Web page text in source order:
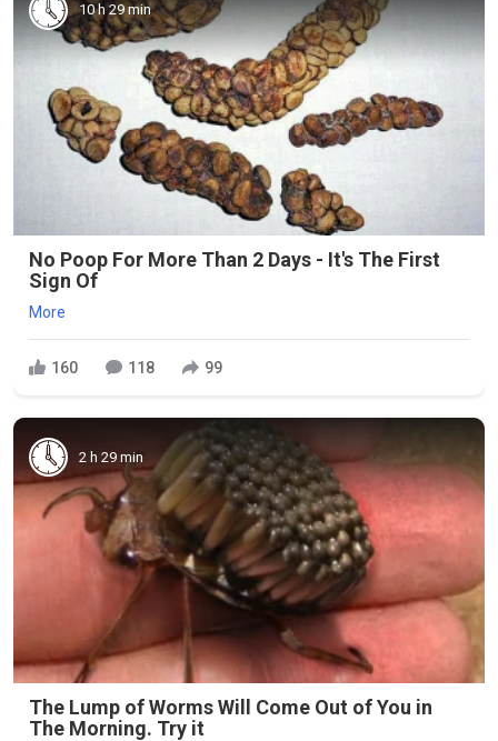
10 h 29 min
No Poop For More Than 2 Days - It's The First
Sign Of
More
160 118 99
2 h 29 min
The Lump of Worms Will Come Out of You in
The Morning. Try it